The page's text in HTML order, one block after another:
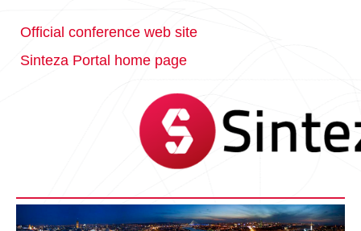
Official conference web site
Sinteza Portal home page